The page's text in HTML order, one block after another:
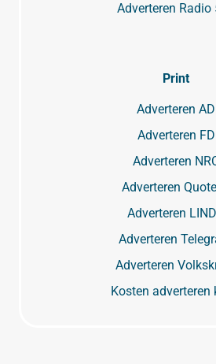
Adverteren Radio
Print
Adverteren AD
Adverteren FD
Adverteren
Adverteren
Adverteren
Adverteren
Adverteren
Kosten adverteren